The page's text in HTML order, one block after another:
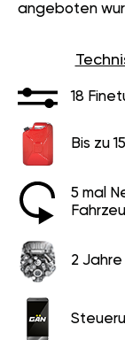
angeboten
18
Bis zu
5 mal
2